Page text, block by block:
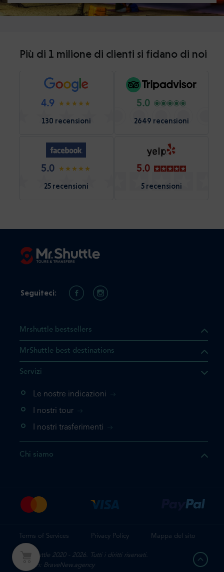
Più di 1 milione di clienti si fidano di noi
4.9
130 recensioni
5.0
2649 recensioni
5.0
25 recensioni
5.0
5 recensioni
Mrshuttle bestsellers
MrShuttle best destinations
Servizi
Le nostre indicazioni
I nostri tour
I nostri trasferimenti
Chi siamo
Seguiteci:
Terms of Services Privacy Policy Mappa del sito
Mr. Shuttle 2020 - 2026. Tutti i diritti riservati.
Design: BraveNew.agency